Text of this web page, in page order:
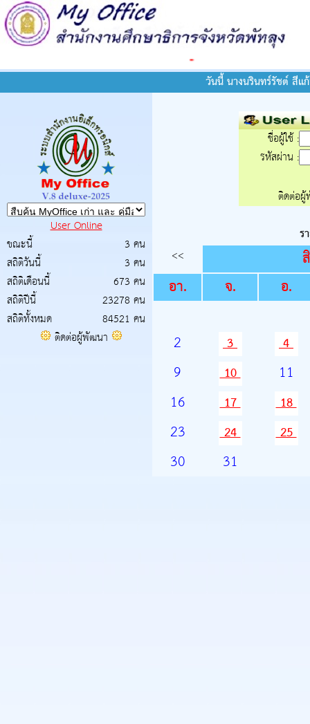
วันนี้ นางนรินทร์รัชต์ สีแ
User Online
ขณะนี้
3 คน
สถิติวันนี้
3 คน
สถิติเดือนนี้
673 คน
สถิติปีนี้
23278 คน
สถิติทั้งหมด
84521 คน
ติดต่อผู้พัฒนา
ชื่อผู้ใช้ :
รหัสผ่าน :
ติดต่อ
ร
<<
อา.
จ. อ.
2 3 4
9 10
11
16
17 18
23 24 25
30 31